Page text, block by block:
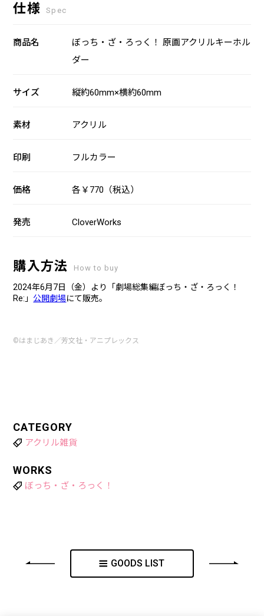
仕様 Spec
商品名
ぼっち・ざ・ろっく！ 原画アクリルキーホル
ダー
サイズ 縦約60mm×横約60mm
素材 アクリル
印刷 フルカラー
価格 各￥770（税込）
発売 CloverWorks
購入方法 How to buy
2024年6月7日（金）より「劇場総集編ぼっち・ざ・ろっく！
Re:」 公開劇場にて販売。
©はまじあき／芳文社・アニプレックス
CATEGORY
アクリル雑貨
WORKS
ぼっち・ざ・ろっく！
GOODS LIST